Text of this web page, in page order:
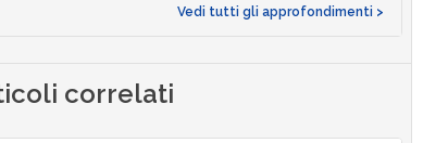
Vedi tutti gli approfondimenti >
correlati